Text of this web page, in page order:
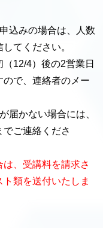
込みの場合は、人数
てください。
12/4）後の2営業日
ので、連絡者のメー
届かない場合には、
ご連絡くださ
は、受講料を請求さ
類を送付いたしま